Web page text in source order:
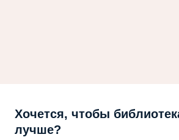
Хочется, чтобы
лучше?